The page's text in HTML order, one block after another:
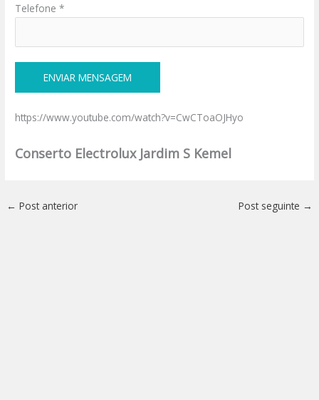
Telefone *
https://www.youtube.com/watch?v=CwCToaOJHyo
Conserto Electrolux Jardim S Kemel
← Post anterior Post seguinte →